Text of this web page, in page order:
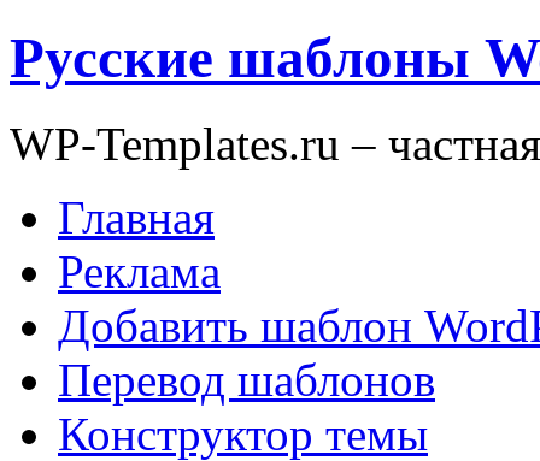
Русские шаблоны
WP-Templates.ru –
Главная
Реклама
Добавить шаблон
Перевод шаблонов
Конструктор темы